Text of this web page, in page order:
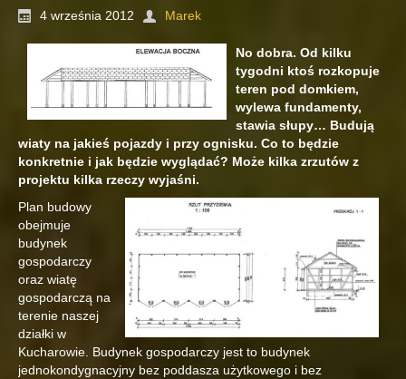
4 września 2012 Marek
No dobra. Od kilku
tygodni ktoś rozkopuje
teren pod domkiem,
wylewa fundamenty,
stawia słupy… Budują
wiaty na jakieś pojazdy i przy ognisku. Co to będzie
konkretnie i jak będzie wyglądać? Może kilka zrzutów z
projektu kilka rzeczy wyjaśni.
Plan budowy
obejmuje
budynek
gospodarczy
oraz wiatę
gospodarczą na
terenie naszej
działki w
Kucharowie. Budynek gospodarczy jest to budynek
jednokondygnacyjny bez poddasza użytkowego i bez